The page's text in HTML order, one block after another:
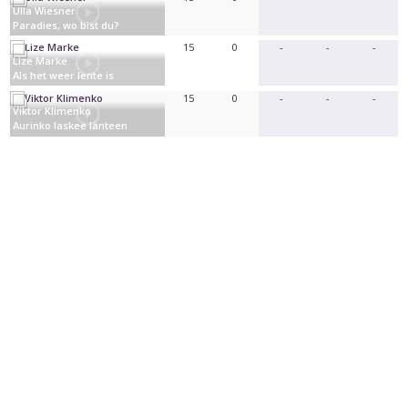
Germany
Ulla Wiesner
Paradies, wo bist du?
Belgium
Lize Marke
Als het weer lente is
15 0 - - -
Viktor Klimenko
Aurinko laskee länteen
15 0 - - -